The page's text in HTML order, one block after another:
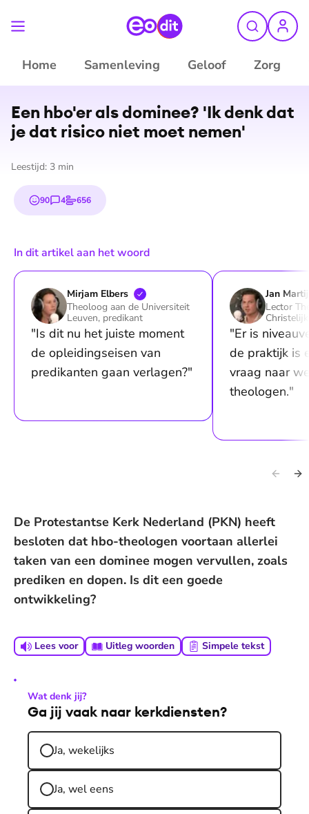
Home Samenleving Geloof Zorg
Een hbo'er als dominee? 'Ik denk dat
je dat risico niet moet nemen'
Leestijd: 3 min
90
emojis4
reacties
656
stemmen
In dit artikel aan het woord
Mirjam Elbers
Theoloog aan de Universiteit
Leuven, predikant
"Is dit nu het juiste moment
de opleidingseisen van
predikanten gaan verlagen?"
Jan
Lector
"Er is
de praktijk is
vraag naar
theologen."
De Protestantse Kerk Nederland (PKN) heeft
besloten dat hbo-theologen voortaan allerlei
taken van een dominee mogen vervullen, zoals
prediken en dopen. Is dit een goede
ontwikkeling?
Lees voor Uitleg woorden Simpele tekst
Wat denk jij?
Ga jij vaak naar kerkdiensten?
Ja, wekelijks
Ja, wel eens